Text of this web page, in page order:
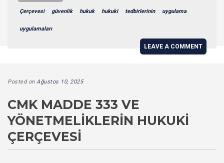
Çerçevesi güvenlik hukuk hukuki tedbirlerinin uygulama
uygulamaları
LEAVE A COMMENT
Posted on Ağustos 10, 2025
CMK MADDE 333 VE
YÖNETMELIKLERIN HUKUKI
ÇERÇEVESI